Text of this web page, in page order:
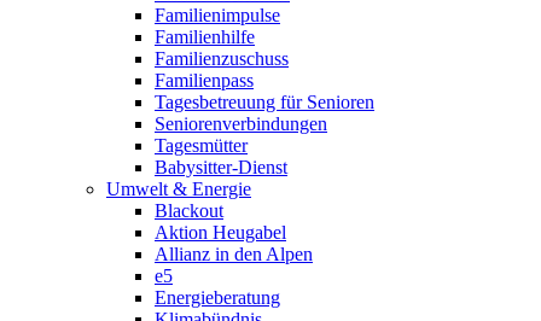
Familienimpulse
Familienhilfe
Familienzuschuss
Familienpass
Tagesbetreuung für Senioren
Seniorenverbindungen
Tagesmütter
Babysitter-Dienst
Umwelt & Energie
Blackout
Aktion Heugabel
Allianz in den Alpen
e5
Energieberatung